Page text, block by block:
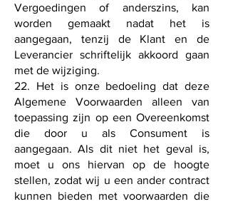
Vergoedingen of anderszins, kan
worden gemaakt nadat het is
aangegaan, tenzij de Klant en de
Leverancier schriftelijk akkoord gaan
met de wijziging.
22. Het is onze bedoeling dat deze
Algemene Voorwaarden alleen van
toepassing zijn op een Overeenkomst
die door u als Consument is
aangegaan. Als dit niet het geval is,
moet u ons hiervan op de hoogte
stellen, zodat wij u een ander contract
kunnen bieden met voorwaarden die